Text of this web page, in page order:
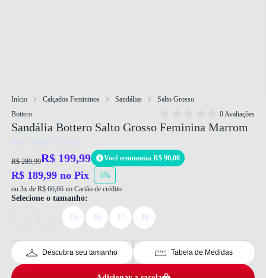
Início Calçados Femininos Sandálias
Salto Grosso
Bottero
0 Avaliações
Sandália Bottero Salto Grosso Feminina Marrom
Ref: 7900277272182
R$ 289,99R$ 199,99 Você economiza R$ 90,00
R$ 189,99 no Pix 5%
ou 3x de R$ 66,66 no Cartão de crédito
Selecione o tamanho:
35 36 37 38
Descubra seu tamanho Tabela de Medidas